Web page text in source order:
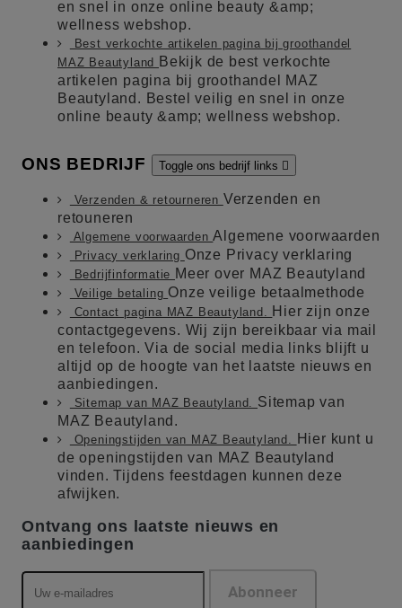
en snel in onze online beauty &amp;
wellness webshop.
Best verkochte artikelen pagina bij groothandel
MAZ Beautyland
Bekijk de best verkochte
artikelen pagina bij groothandel MAZ
Beautyland. Bestel veilig en snel in onze
online beauty &amp; wellness webshop.
ONS BEDRIJF Toggle ons bedrijf links 
Verzenden & retourneren Verzenden en
retouneren
Algemene voorwaardenAlgemene voorwaarden
Privacy verklaring Onze Privacy verklaring
Bedrijfinformatie Meer over MAZ Beautyland
Veilige betaling Onze veilige betaalmethode
Contact pagina MAZ Beautyland. Hier zijn onze
contactgegevens. Wij zijn bereikbaar via mail
en telefoon. Via de social media links blijft u
altijd op de hoogte van het laatste nieuws en
aanbiedingen.
Sitemap van MAZ Beautyland. Sitemap van
MAZ Beautyland.
Openingstijden van MAZ Beautyland.
Hier kunt u
de openingstijden van MAZ Beautyland
vinden. Tijdens feestdagen kunnen deze
afwijken.
Ontvang ons laatste nieuws en
aanbiedingen